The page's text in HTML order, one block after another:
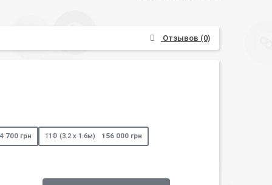
Отзывов (0)
700 грн 11Ф (3.2 х 1.6м) 156 000 грн